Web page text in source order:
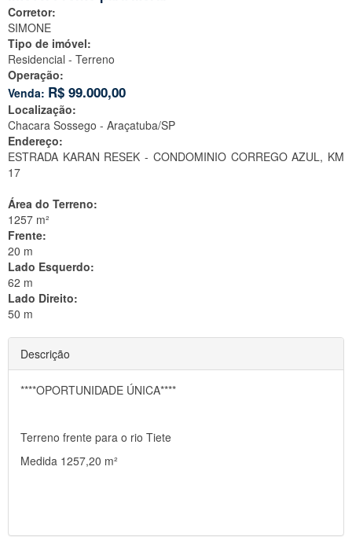
Corretor:
SIMONE
Tipo de imóvel:
Residencial - Terreno
Operação:
Venda: R$ 99.000,00
Localização:
Chacara Sossego - Araçatuba/SP
Endereço:
ESTRADA KARAN RESEK - CONDOMINIO CORREGO AZUL, KM
17
Área do Terreno:
1257 m²
Frente:
20 m
Lado Esquerdo:
62 m
Lado Direito:
50 m
Descrição
****OPORTUNIDADE ÚNICA****
Terreno frente para o rio Tiete
Medida 1257,20 m²